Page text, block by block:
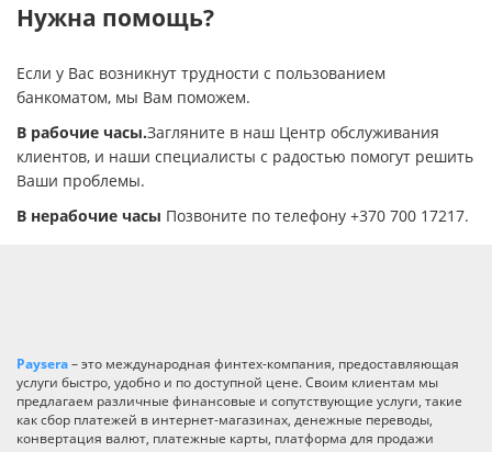
Нужна помощь?
Если у Вас возникнут трудности с пользованием
банкоматом, мы Вам поможем.
В рабочие часы.Загляните в наш Центр обслуживания
клиентов, и наши специалисты с радостью помогут решить
Ваши проблемы.
В нерабочие часы Позвоните по телефону +370 700 17217.
Paysera– это международная финтех-компания, предоставляющая
услуги быстро, удобно и по доступной цене. Своим клиентам мы
предлагаем различные финансовые и сопутствующие услуги, такие
как сбор платежей в интернет-магазинах, денежные переводы,
конвертация валют, платежные карты, платформа для продажи